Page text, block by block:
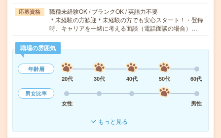
応募資格
職種未経験OK / ブランクOK / 英語力不要
＊未経験の方歓迎＊未経験の方でも安心スタート！・登録
時、キャリアを一緒に考える面談（電話面談の場合）…
職場の雰囲気
年齢層
20代
30代 40代 50代
60代
男女比率
女性
男性
もっと見る